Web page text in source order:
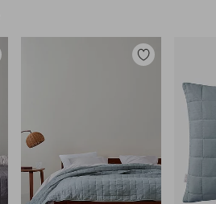
Zu
hinzufügen